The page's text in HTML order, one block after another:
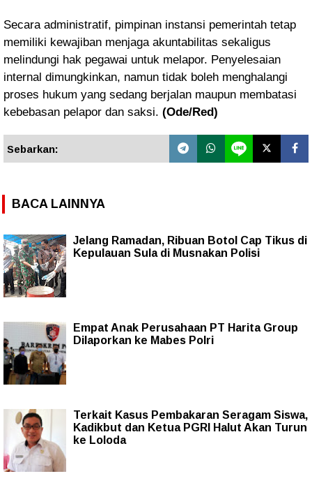
Secara administratif, pimpinan instansi pemerintah tetap
memiliki kewajiban menjaga akuntabilitas sekaligus
melindungi hak pegawai untuk melapor. Penyelesaian
internal dimungkinkan, namun tidak boleh menghalangi
proses hukum yang sedang berjalan maupun membatasi
kebebasan pelapor dan saksi. (Ode/Red)
Sebarkan:
BACA LAINNYA
Jelang Ramadan, Ribuan Botol Cap Tikus di
Kepulauan Sula di Musnakan Polisi
Empat Anak Perusahaan PT Harita Group
Dilaporkan ke Mabes Polri
Terkait Kasus Pembakaran Seragam Siswa,
Kadikbut dan Ketua PGRI Halut Akan Turun
ke Loloda